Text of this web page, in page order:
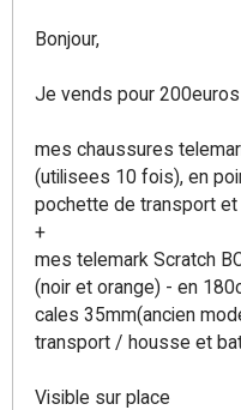
Bonjour,
Je vends pour
mes chaussures
(utilisees 10 fois), en
pochette de transport et
+
mes telemark Scratch
(noir et orange) - en
cales 35mm(ancien
transport / housse et
Visible sur place